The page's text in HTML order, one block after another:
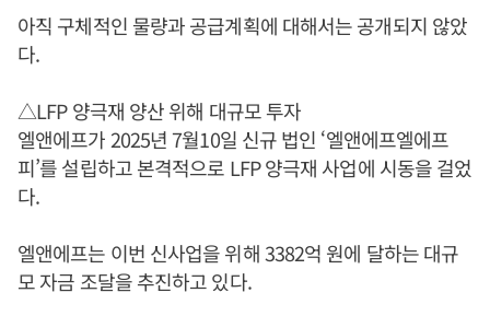
아직 구체적인 물량과 공급계획에 대해서는 공개되지 않았
다.
△LFP 양극재 양산 위해 대규모 투자
엘앤에프가 2025년 7월10일 신규 법인 ‘엘앤에프엘에프
피’를 설립하고 본격적으로 LFP 양극재 사업에 시동을 걸었
다.
엘앤에프는 이번 신사업을 위해 3382억 원에 달하는 대규
모 자금 조달을 추진하고 있다.